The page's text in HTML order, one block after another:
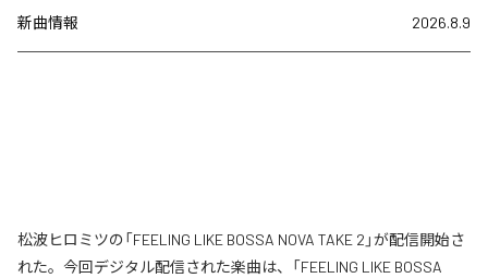
新曲情報 2026.8.9
松波ヒロミツの「FEELING LIKE BOSSA NOVA TAKE 2」が配信開始さ
れた。今回デジタル配信された楽曲は、「FEELING LIKE BOSSA